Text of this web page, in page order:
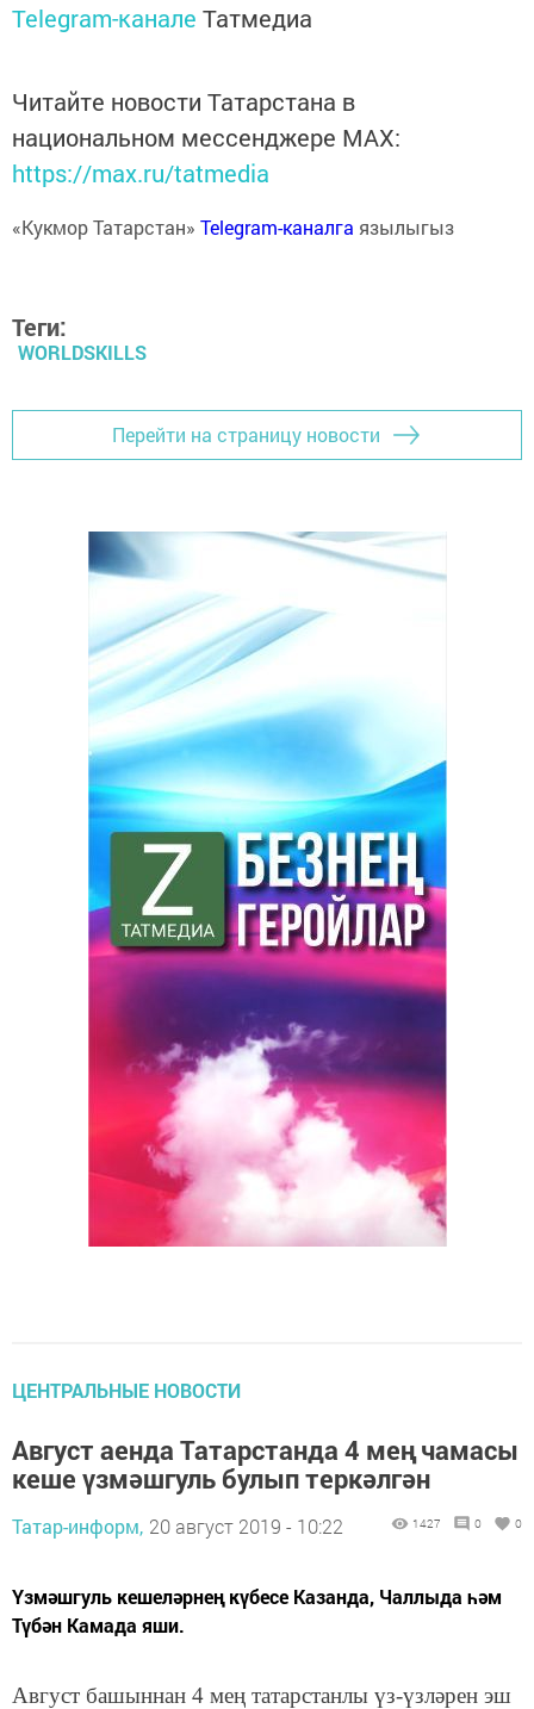
Telegram-канале Татмедиа
Читайте новости Татарстана в
национальном мессенджере MАХ:
https://max.ru/tatmedia
«Кукмор Татарстан» Telegram-каналга язылыгыз
Теги:
WORLDSKILLS
Перейти на страницу новости
ЦЕНТРАЛЬНЫЕ НОВОСТИ
Август аенда Татарстанда 4 мең чамасы
кеше үзмәшгуль булып теркәлгән
Татар-информ, 20 август 2019 - 10:22 1427 0 0
Үзмәшгуль кешеләрнең күбесе Казанда, Чаллыда һәм
Түбән Камада яши.
Август башыннан 4 мең татарстанлы үз-үзләрен эш